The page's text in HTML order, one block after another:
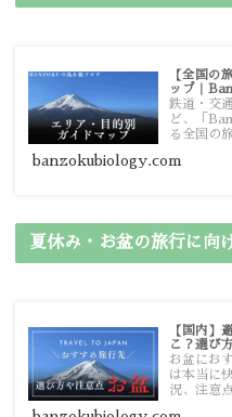
【全国の
ップ｜
鉄道・交
ど、「
る全国の
ガイドマ
banzokubiology.com
夏休み・お盆の旅行に向
【国内】
こ？選び
お盆にお
は本当に
況、注意